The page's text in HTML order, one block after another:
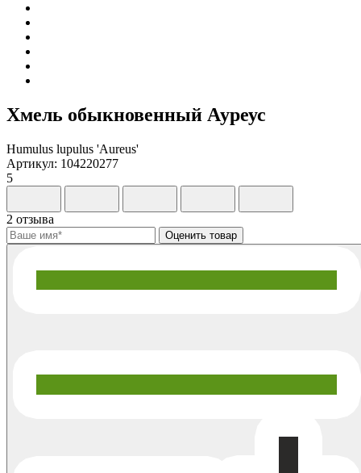
Хмель обыкновенный Ауреус
Humulus lupulus 'Aureus'
Артикул: 104220277
5
2 отзыва